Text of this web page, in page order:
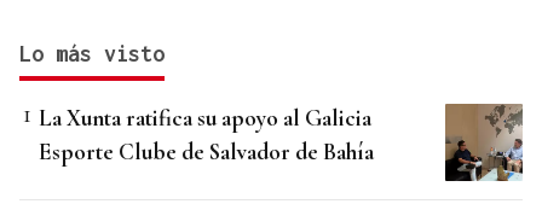
Lo más visto
La Xunta ratifica su apoyo al Galicia
Esporte Clube de Salvador de Bahía